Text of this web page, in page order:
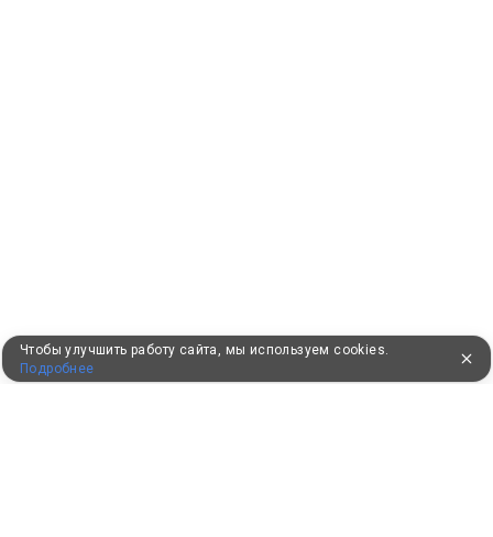
Чтобы улучшить работу сайта, мы используем cookies.
Подробнее